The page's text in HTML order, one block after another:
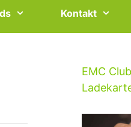
Kontakt
EMC